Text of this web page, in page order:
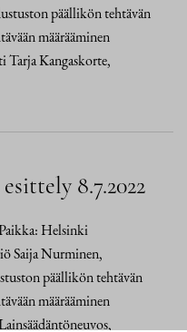
päällikön tehtävän
määrääminen
Kangaskorte,
8.7.2022
Helsinki
Saija Nurminen,
päällikön tehtävän
määrääminen